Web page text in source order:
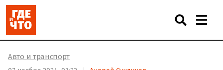
Авто и транспорт